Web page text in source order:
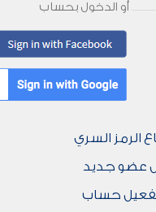
أو الدخول بحساب
الرمز السري
عضو جديد
تفعيل حساب